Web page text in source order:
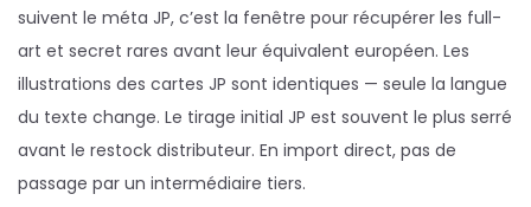
suivent le méta JP, c’est la fenêtre pour récupérer les full-
art et secret rares avant leur équivalent européen. Les
illustrations des cartes JP sont identiques — seule la langue
du texte change. Le tirage initial JP est souvent le plus serré
avant le restock distributeur. En import direct, pas de
passage par un intermédiaire tiers.